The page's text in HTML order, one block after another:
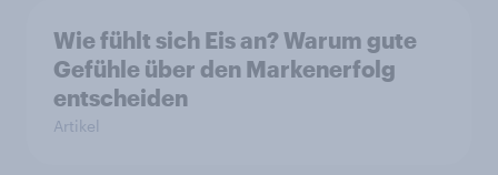
Wie fühlt sich Eis an? Warum gute
Gefühle über den Markenerfolg
entscheiden
Artikel